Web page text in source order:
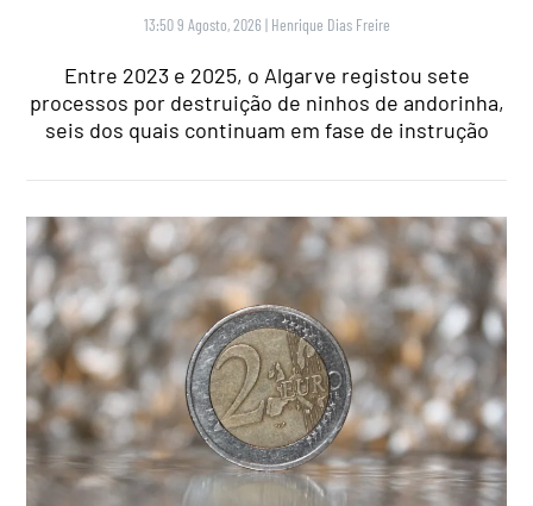
13:50 9 Agosto, 2026 | Henrique Dias Freire
Entre 2023 e 2025, o Algarve registou sete
processos por destruição de ninhos de andorinha,
seis dos quais continuam em fase de instrução